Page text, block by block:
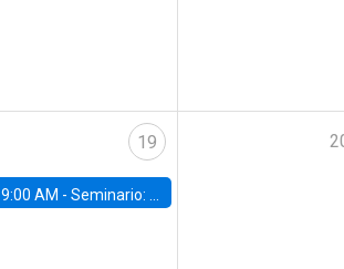
19
9:00 AM -Seminario: "El Activo que Ignoramos: Cómo el envejecimiento redefine talento, mercados y estrategia"